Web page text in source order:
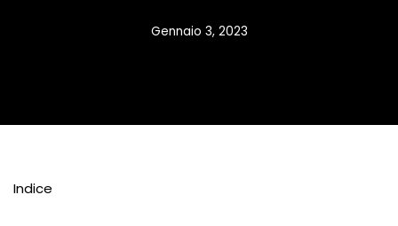
Gennaio 3, 2023
Indice